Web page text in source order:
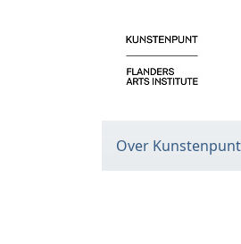
Over